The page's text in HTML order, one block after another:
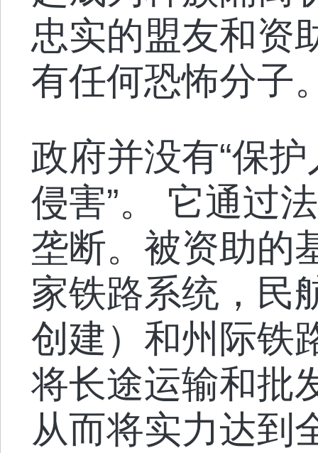
忠实的盟友和资
有任何恐怖分子
政府并没有“保
侵害”。 它通过
垄断。被资助的
家铁路系统，民
创建）和州际铁
将长途运输和批
从而将实力达到